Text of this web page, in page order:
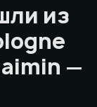
из
—